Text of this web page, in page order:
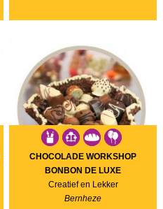
CHOCOLADE WORKSHOP
BONBON DE LUXE
Creatief en Lekker
Bernheze